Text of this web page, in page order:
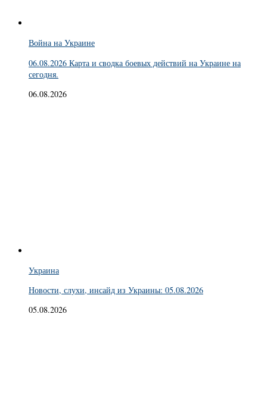
Война на Украине
06.08.2026 Карта и сводка боевых действий на Украине на
сегодня.
06.08.2026
Украина
Новости, слухи, инсайд из Украины: 05.08.2026
05.08.2026